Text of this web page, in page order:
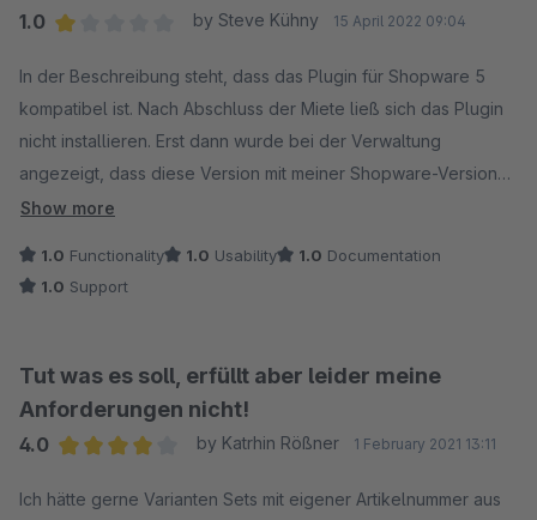
1.0
by Steve Kühny 15 April 2022 09:04
In der Beschreibung steht, dass das Plugin für Shopware 5
kompatibel ist. Nach Abschluss der Miete ließ sich das Plugin
nicht installieren. Erst dann wurde bei der Verwaltung
angezeigt, dass diese Version mit meiner Shopware-Version
(5.1 - ich kann wegen DB-Fehler leider nicht mehr höher
Hätte in der Beschreibung gestanden, dass man mind. 5.6
benötigt, hätte ich die Miete nicht abgeschlossen. Das ist -
Show more
1.0 Functionality 1.0 Usability 1.0 Documentation
1.0 Support
Tut was es soll, erfüllt aber leider meine
Anforderungen nicht!
4.0
by Katrhin Rößner 1 February 2021 13:11
Ich hätte gerne Varianten Sets mit eigener Artikelnummer aus